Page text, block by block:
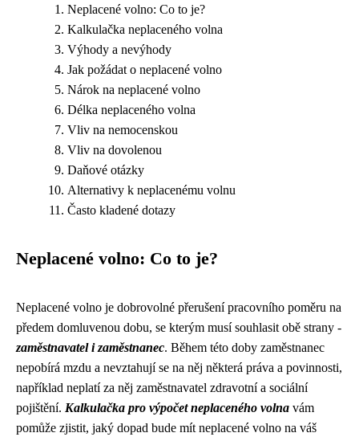
Neplacené volno: Co to je?
Kalkulačka neplaceného volna
Výhody a nevýhody
Jak požádat o neplacené volno
Nárok na neplacené volno
Délka neplaceného volna
Vliv na nemocenskou
Vliv na dovolenou
Daňové otázky
Alternativy k neplacenému volnu
Často kladené dotazy
Neplacené volno: Co to je?
Neplacené volno je dobrovolné přerušení pracovního poměru na
předem domluvenou dobu, se kterým musí souhlasit obě strany -
zaměstnavatel i zaměstnanec. Během této doby zaměstnanec
nepobírá mzdu a nevztahují se na něj některá práva a povinnosti,
například neplatí za něj zaměstnavatel zdravotní a sociální
pojištění. Kalkulačka pro výpočet neplaceného volna vám
pomůže zjistit, jaký dopad bude mít neplacené volno na váš